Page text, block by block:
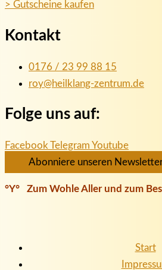
> Gutscheine kaufen
Kontakt
0176 / 23 99 88 15
roy@heilklang-zentrum.de
Folge uns auf:
Facebook Telegram Youtube
Abonniere unseren
°Y° Zum Wohle Aller und zum
Start